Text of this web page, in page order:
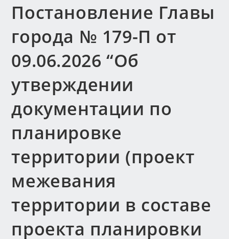
Постановление Главы
города № 179-П от
09.06.2026 “Об
утверждении
документации по
планировке
территории (проект
межевания
территории в составе
проекта планировки